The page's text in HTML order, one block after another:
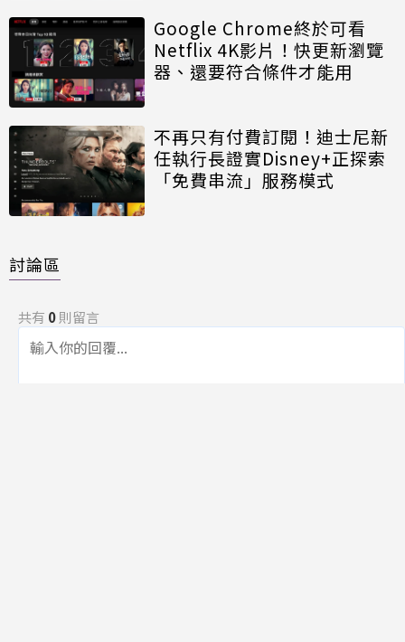
Google Chrome終於可看
Netflix 4K影片！快更新瀏覽
器、還要符合條件才能用
不再只有付費訂閱！迪士尼新
任執行長證實Disney+正探索
「免費串流」服務模式
討論區
共有 0則留言